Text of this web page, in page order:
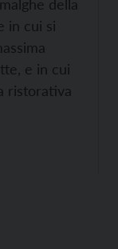
della
in cui si
e in cui
ristorativa